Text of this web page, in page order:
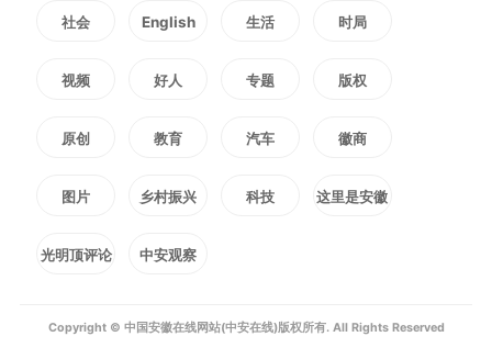
牌不是口号，而是生存法则。”三
只松鼠大消费品二中心负责人汪三
红举例说，在传统渠道中，300克
锁鲜包装与自有物流体系，将价格
社会 English 生活 时局
视频 好人 专题 版权
原创 教育 汽车 徽商
图片 乡村振兴 科技 这里是安徽
光明顶评论 中安观察
Copyright © 中国安徽在线网站(中安在线)版权所有. All Rights Reserved